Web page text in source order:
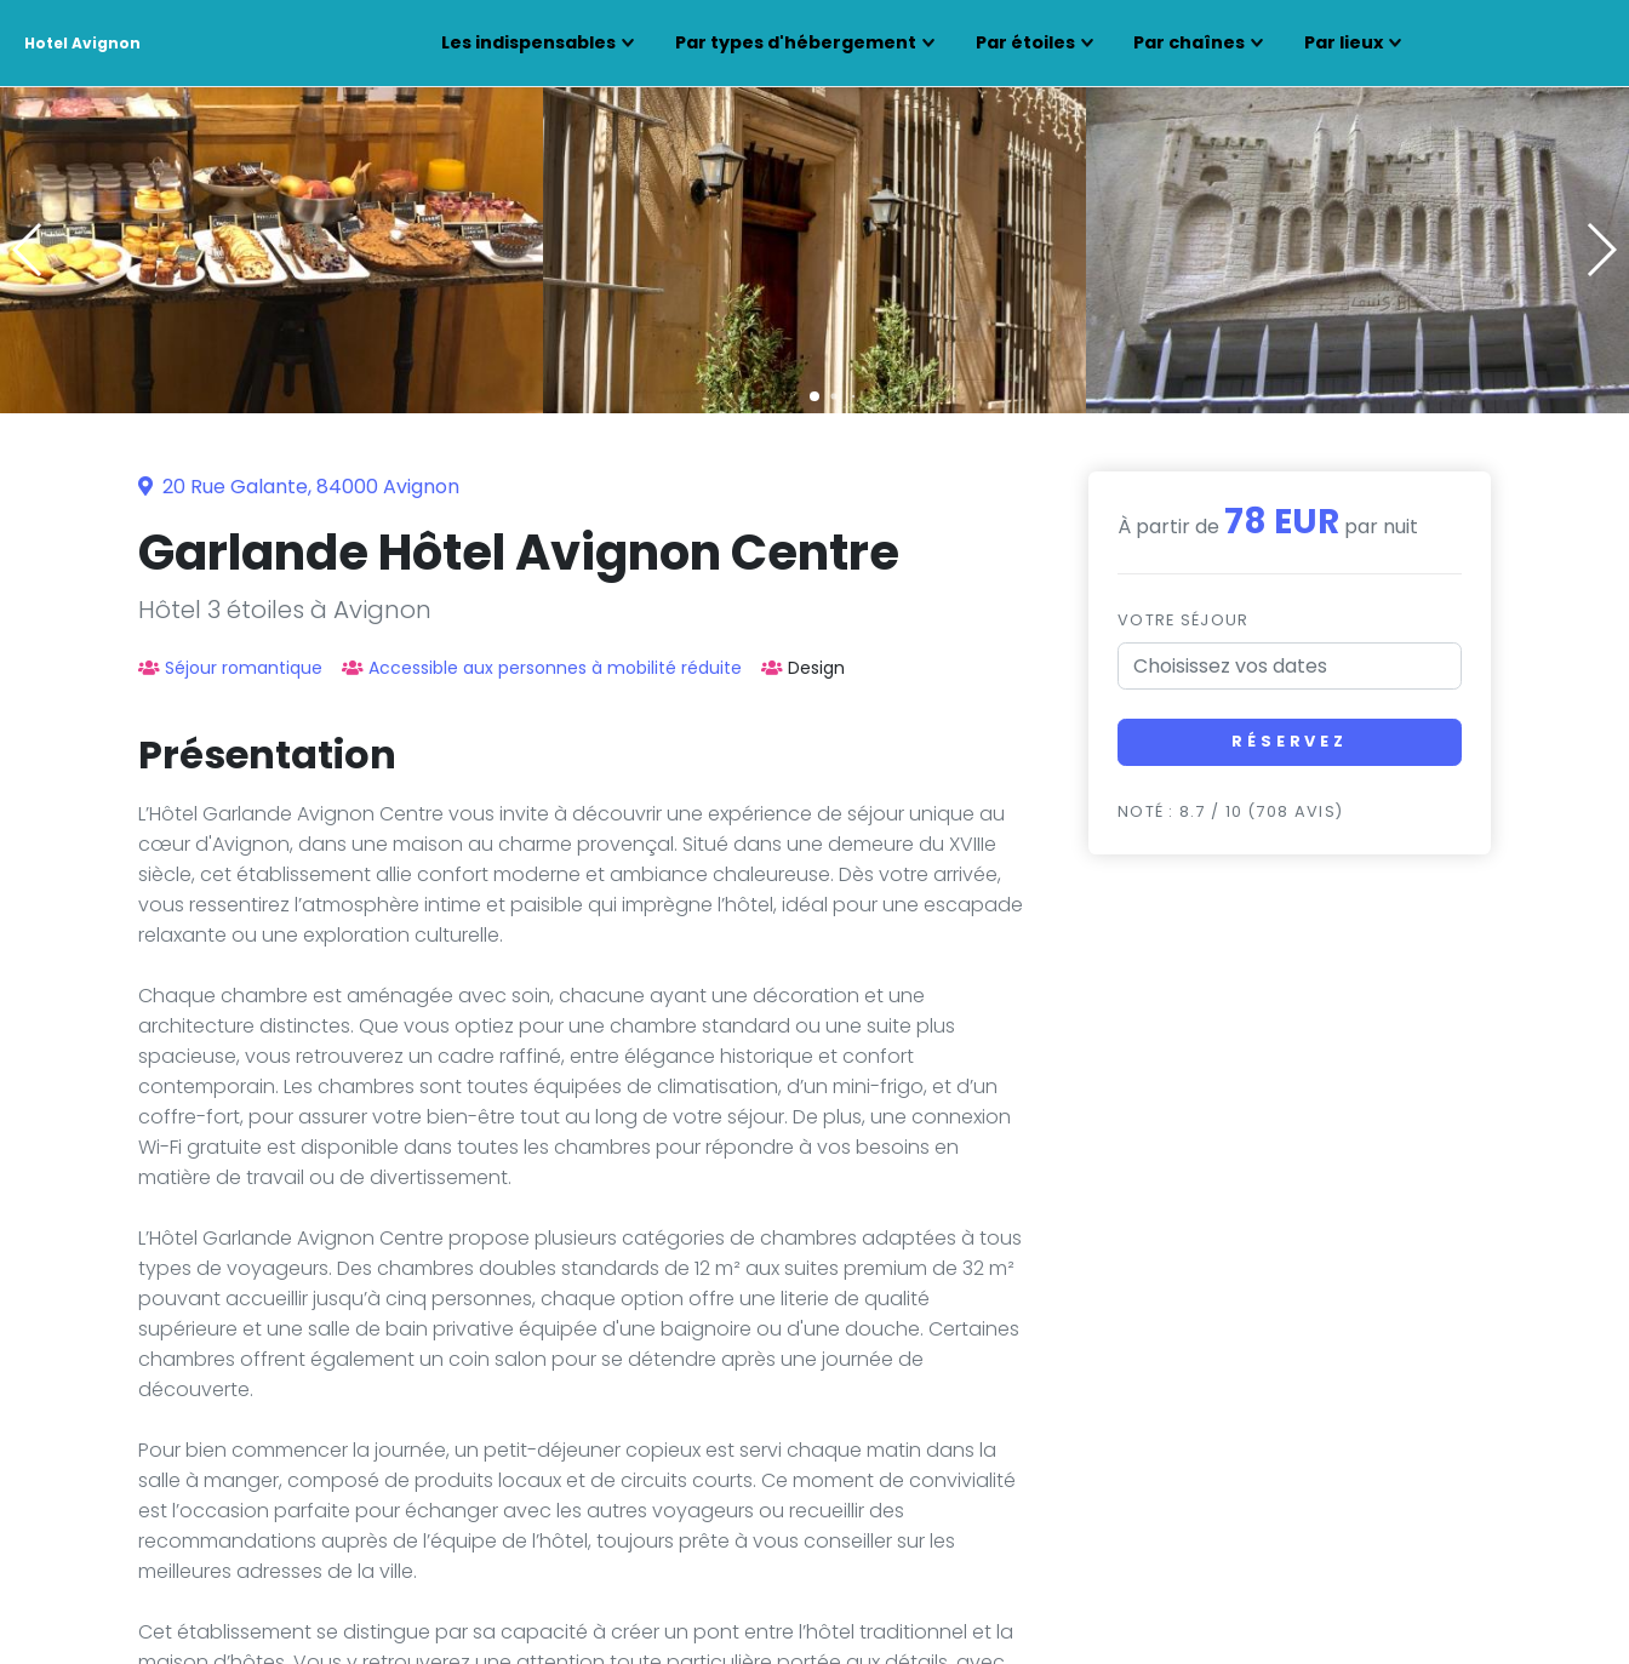
Hotel Avignon Les indispensables Par types d'hébergement Par étoiles Par chaînes Par lieux
20 Rue Galante, 84000 Avignon
Garlande Hôtel Avignon Centre
Hôtel 3 étoiles à Avignon
Séjour romantique Accessible aux personnes à mobilité réduite Design
Présentation
L’Hôtel Garlande Avignon Centre vous invite à découvrir une expérience de séjour unique au
cœur d'Avignon, dans une maison au charme provençal. Situé dans une demeure du XVIIIe
siècle, cet établissement allie confort moderne et ambiance chaleureuse. Dès votre arrivée,
vous ressentirez l’atmosphère intime et paisible qui imprègne l’hôtel, idéal pour une escapade
relaxante ou une exploration culturelle.
Chaque chambre est aménagée avec soin, chacune ayant une décoration et une
architecture distinctes. Que vous optiez pour une chambre standard ou une suite plus
spacieuse, vous retrouverez un cadre raffiné, entre élégance historique et confort
contemporain. Les chambres sont toutes équipées de climatisation, d’un mini-frigo, et d’un
coffre-fort, pour assurer votre bien-être tout au long de votre séjour. De plus, une connexion
Wi-Fi gratuite est disponible dans toutes les chambres pour répondre à vos besoins en
matière de travail ou de divertissement.
L’Hôtel Garlande Avignon Centre propose plusieurs catégories de chambres adaptées à tous
types de voyageurs. Des chambres doubles standards de 12 m² aux suites premium de 32 m²
pouvant accueillir jusqu’à cinq personnes, chaque option offre une literie de qualité
supérieure et une salle de bain privative équipée d'une baignoire ou d'une douche. Certaines
chambres offrent également un coin salon pour se détendre après une journée de
découverte.
Pour bien commencer la journée, un petit-déjeuner copieux est servi chaque matin dans la
salle à manger, composé de produits locaux et de circuits courts. Ce moment de convivialité
est l’occasion parfaite pour échanger avec les autres voyageurs ou recueillir des
recommandations auprès de l’équipe de l’hôtel, toujours prête à vous conseiller sur les
meilleures adresses de la ville.
Cet établissement se distingue par sa capacité à créer un pont entre l’hôtel traditionnel et la
À partir de 78 EUR par nuit
VOTRE SÉJOUR
RÉSERVEZ
NOTÉ : 8.7 / 10 (708 AVIS)